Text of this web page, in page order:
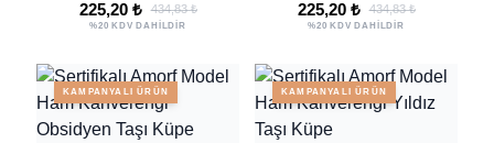
225,20 ₺ 434,83 ₺
%20 KDV DAHİLDİR
225,20 ₺ 434,83 ₺
%20 KDV DAHİLDİR
KAMPANYALI ÜRÜN KAMPANYALI ÜRÜN